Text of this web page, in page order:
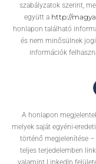
szabályzatok szerint,
együtt a http://
honlapon található
és nem minősülnek
információk
A honlapon
melyek saját egyéni-
történő megjelenítése
teljes terjedelemben
valamint LinkedIn